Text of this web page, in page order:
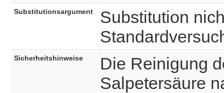
Substitutionsargument
Substitution
Sicherheitshinweise
Die Reinigung
Salpetersäure